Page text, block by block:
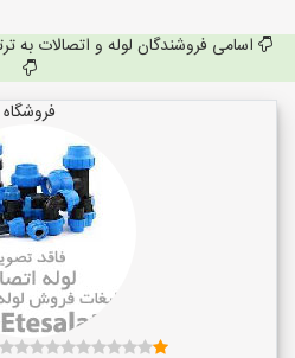
اسامی فروشندگان لوله و اتصالات به
فروشگاه